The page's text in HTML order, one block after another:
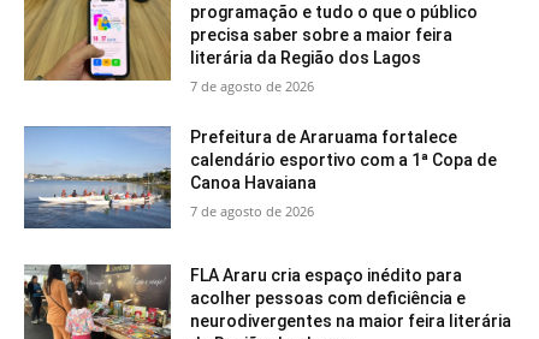
programação e tudo o que o público
precisa saber sobre a maior feira
literária da Região dos Lagos
7 de agosto de 2026
Prefeitura de Araruama fortalece
calendário esportivo com a 1ª Copa de
Canoa Havaiana
7 de agosto de 2026
FLA Araru cria espaço inédito para
acolher pessoas com deficiência e
neurodivergentes na maior feira literária